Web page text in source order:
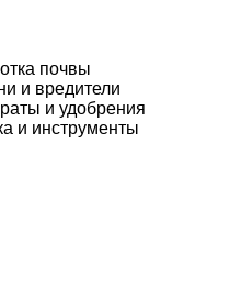
почвы
и вредители
и удобрения
и инструменты